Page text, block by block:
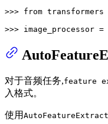
>>> from transformers
>>> image_processor
对于音频任务,feature
入格式。
使用